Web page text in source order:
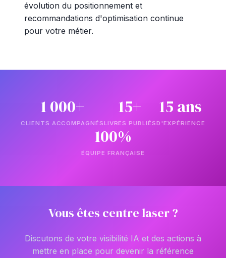
évolution du positionnement et
recommandations d'optimisation continue
pour votre métier.
1 000+
CLIENTS ACCOMPAGNÉS
15+
LIVRES PUBLIÉS
15 ans
D'EXPÉRIENCE
100%
ÉQUIPE FRANÇAISE
Vous êtes centre laser ?
Discutons de votre visibilité IA et des actions à
mettre en place pour devenir la référence